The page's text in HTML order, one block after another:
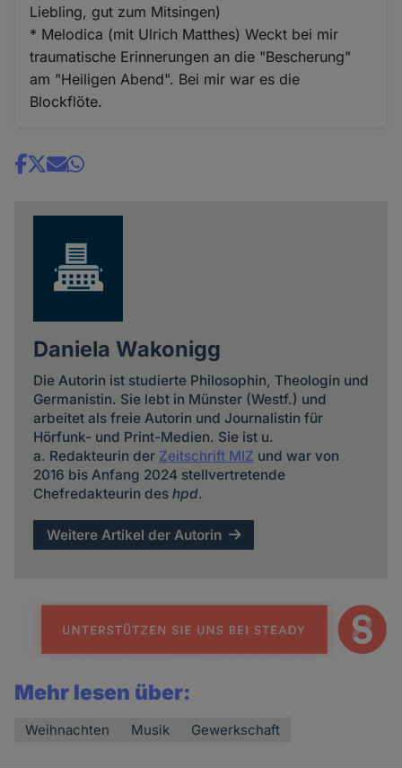
Liebling, gut zum Mitsingen)
* Melodica (mit Ulrich Matthes) Weckt bei mir
traumatische Erinnerungen an die "Bescherung"
am "Heiligen Abend". Bei mir war es die
Blockflöte.
Share
Daniela Wakonigg
Die Autorin ist studierte Philosophin, Theologin und
Germanistin. Sie lebt in Münster (Westf.) und
arbeitet als freie Autorin und Journalistin für
Hörfunk- und Print-Medien. Sie ist u.
a. Redakteurin der Zeitschrift MIZ und war von
2016 bis Anfang 2024 stellvertretende
Chefredakteurin des hpd.
Weitere Artikel der Autorin
Mehr lesen über:
Weihnachten Musik Gewerkschaft